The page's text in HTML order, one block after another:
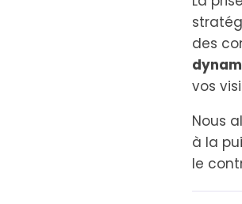
des
vos
Nous
à la
le